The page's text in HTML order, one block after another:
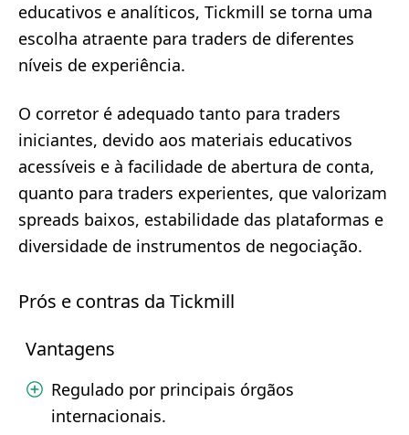
educativos e analíticos, Tickmill se torna uma
escolha atraente para traders de diferentes
níveis de experiência.
O corretor é adequado tanto para traders
iniciantes, devido aos materiais educativos
acessíveis e à facilidade de abertura de conta,
quanto para traders experientes, que valorizam
spreads baixos, estabilidade das plataformas e
diversidade de instrumentos de negociação.
Prós e contras da Tickmill
Vantagens
Regulado por principais órgãos
internacionais.